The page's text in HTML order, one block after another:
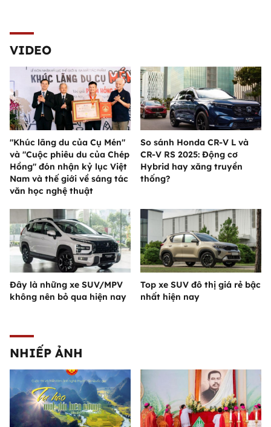
VIDEO
"Khúc lãng du của Cụ Mén"
và "Cuộc phiêu du của Chép
Hồng" đón nhận kỷ lục Việt
Nam và thế giới về sáng tác
văn học nghệ thuật
So sánh Honda CR-V L và
CR-V RS 2025: Động cơ
Hybrid hay xăng truyền
thống?
Đây là những xe SUV/MPV
không nên bỏ qua hiện nay
Top xe SUV đô thị giá rẻ bậc
nhất hiện nay
NHIẾP ẢNH